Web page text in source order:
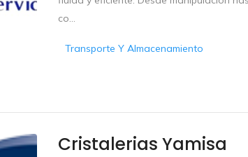
co...
Transporte Y Almacenamiento
Cristalerias Yamisa